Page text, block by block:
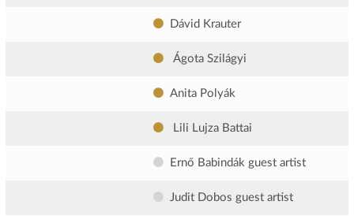
Dávid Krauter
Ágota Szilágyi
Anita Polyák
Lili Lujza Battai
Ernő Babindák guest artist
Judit Dobos guest artist